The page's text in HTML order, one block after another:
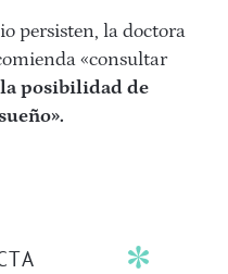
persisten, la doctora
«consultar
la posibilidad de